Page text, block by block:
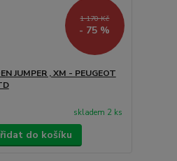
1 170 Kč
- 75 %
JUMPER , XM - PEUGEOT
skladem 2 ks
do košíku